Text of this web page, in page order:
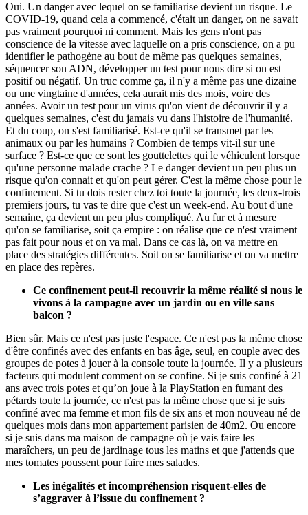
Oui. Un danger avec lequel on se familiarise devient un risque. Le
COVID-19, quand cela a commencé, c'était un danger, on ne savait
pas vraiment pourquoi ni comment. Mais les gens n'ont pas
conscience de la vitesse avec laquelle on a pris conscience, on a pu
identifier le pathogène au bout de même pas quelques semaines,
séquencer son ADN, développer un test pour nous dire si on est
positif ou négatif. Un truc comme ça, il n'y a même pas une dizaine
ou une vingtaine d'années, cela aurait mis des mois, voire des
années. Avoir un test pour un virus qu'on vient de découvrir il y a
quelques semaines, c'est du jamais vu dans l'histoire de l'humanité.
Et du coup, on s'est familiarisé. Est-ce qu'il se transmet par les
animaux ou par les humains ? Combien de temps vit-il sur une
surface ? Est-ce que ce sont les gouttelettes qui le véhiculent lorsque
qu'une personne malade crache ? Le danger devient un peu plus un
risque qu'on connait et qu'on peut gérer. C'est la même chose pour le
confinement. Si tu dois rester chez toi toute la journée, les deux-trois
premiers jours, tu vas te dire que c'est un week-end. Au bout d'une
semaine, ça devient un peu plus compliqué. Au fur et à mesure
qu'on se familiarise, soit ça empire : on réalise que ce n'est vraiment
pas fait pour nous et on va mal. Dans ce cas là, on va mettre en
place des stratégies différentes. Soit on se familiarise et on va mettre
en place des repères.
Ce confinement peut-il recouvrir la même réalité si nous le
vivons à la campagne avec un jardin ou en ville sans
balcon ?
Bien sûr. Mais ce n'est pas juste l'espace. Ce n'est pas la même chose
d'être confinés avec des enfants en bas âge, seul, en couple avec des
groupes de potes à jouer à la console toute la journée. Il y a plusieurs
facteurs qui modulent comment on se confine. Si je suis confiné à 21
ans avec trois potes et qu’on joue à la PlayStation en fumant des
pétards toute la journée, ce n'est pas la même chose que si je suis
confiné avec ma femme et mon fils de six ans et mon nouveau né de
quelques mois dans mon appartement parisien de 40m2. Ou encore
si je suis dans ma maison de campagne où je vais faire les
maraîchers, un peu de jardinage tous les matins et que j'attends que
mes tomates poussent pour faire mes salades.
Les inégalités et incompréhension risquent-elles de
s’aggraver à l’issue du confinement ?